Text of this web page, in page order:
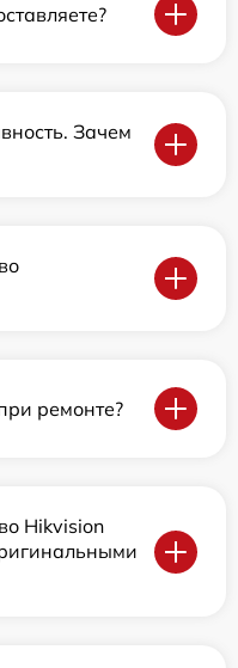
Зачем
ремонте?
Hikvision